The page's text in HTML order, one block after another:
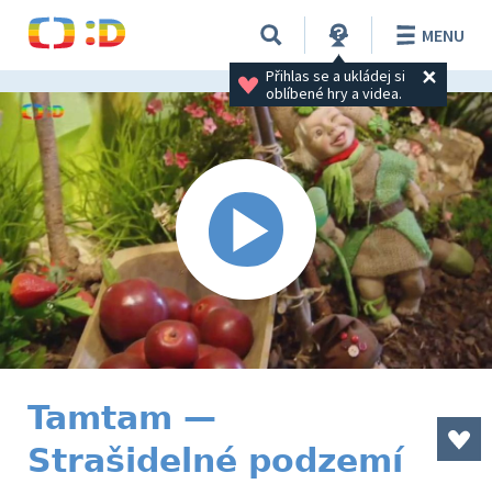
Přihlas se a ukládej si
oblíbené hry a videa.
MENU
Tamtam —
Strašidelné podzemí